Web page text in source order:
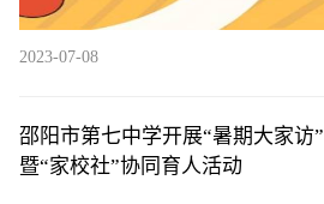
2023-07-08
邵阳市第七中学开展“暑期大家访”
暨“家校社”协同育人活动